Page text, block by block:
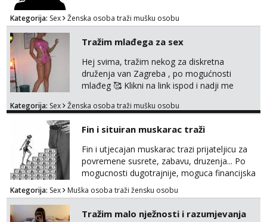
Kategorija: Sex Ženska osoba traži mušku osobu
Tražim mlađega za sex
Hej svima, tražim nekog za diskretna
druženja van Zagreba , po mogućnosti
mlađeg 🥰 Klikni na link ispod i nadji me
Kategorija: Sex Ženska osoba traži mušku osobu
Fin i situiran muskarac traži
Fin i utjecajan muskarac trazi prijateljicu za
povremene susrete, zabavu, druzenja... Po
mogucnosti dugotrajnije, moguca financijska
potpora!
Kategorija: Sex Muška osoba traži žensku osobu
Tražim malo nježnosti i razumjevanja